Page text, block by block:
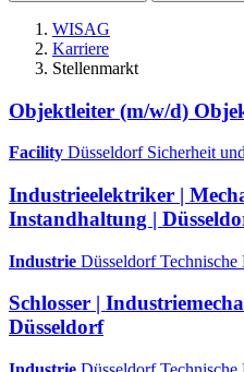
WISAG
Karriere
Stellenmarkt
Objektleiter (m/w/d)
Facility Düsseldorf Sicherheit
Industrieelektriker |
Instandhaltung |
Industrie DüsseldorfTechnische
Schlosser |
Düsseldorf